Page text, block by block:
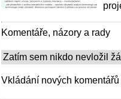
Komentáře, názory a rady
Zatím sem nikdo nevložil
Vkládání nových